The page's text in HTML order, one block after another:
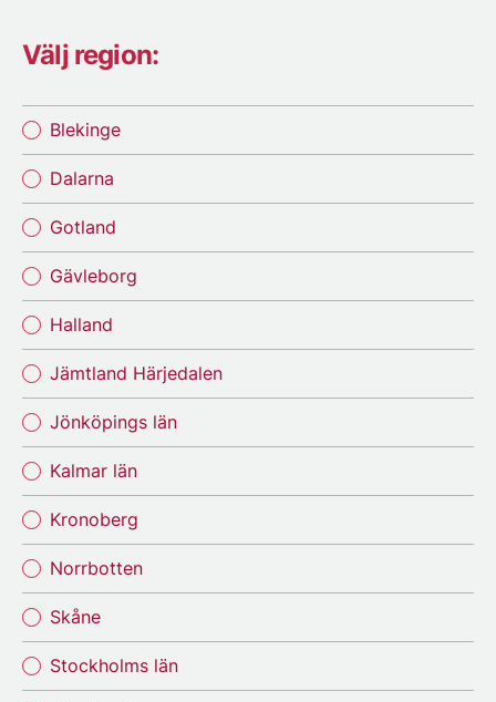
Välj region:
Blekinge
Dalarna
Gotland
Gävleborg
Halland
Jämtland Härjedalen
Jönköpings län
Kalmar län
Kronoberg
Norrbotten
Skåne
Stockholms län